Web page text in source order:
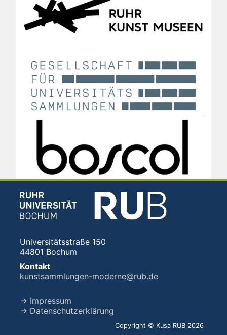
Universitätsstraße 150
44801 Bochum
Kontakt
kunstsammlungen-moderne@rub.de
→ Impressum
→ Datenschutzerklärung
Copyright © Kusa RUB 2026